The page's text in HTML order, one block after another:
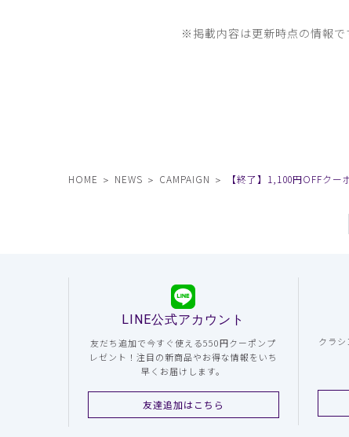
※掲載内容は更新時点の情報で
HOME NEWS CAMPAIGN 【終了】1,100円OFFクー
LINE公式アカウント
友だち追加で今すぐ使える550円クーポンプ
レゼント！注目の新商品やお得な情報をいち
早くお届けします。
友達追加はこちら
クラ